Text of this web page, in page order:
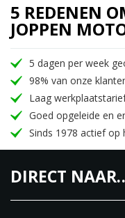
5 REDENEN
JOPPEN
5 dagen per week
98% van onze
Laag
Goed opgeleide en
Sinds 1978 actief op
DIRECT